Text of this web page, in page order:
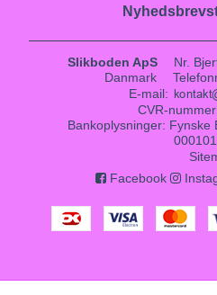
Slikboden ApS Nr.
Danmark
E-mail:
CVR-nummer
Bankoplysninger: Fynske
Facebook